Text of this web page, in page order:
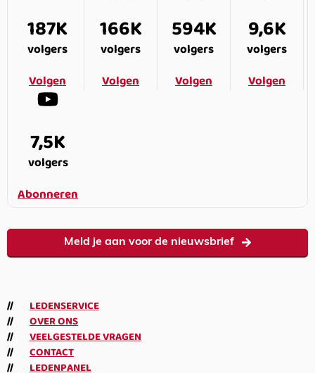
187K
volgers
Volgen
166K
volgers
Volgen
594K
volgers
Volgen
9,6K
volgers
Volgen
7,5K
volgers
Abonneren
Meld je aan voor de nieuwsbrief
LEDENSERVICE
OVER ONS
VEELGESTELDE VRAGEN
CONTACT
LEDENPANEL